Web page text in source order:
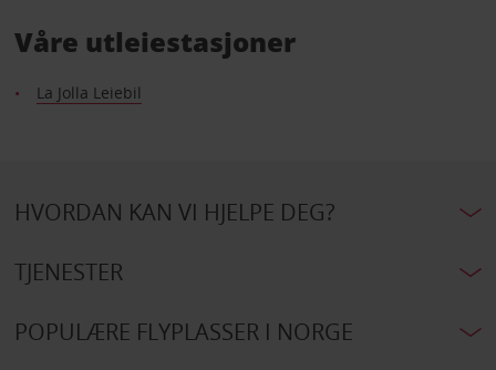
Våre utleiestasjoner
La Jolla Leiebil
HVORDAN KAN VI HJELPE DEG?
TJENESTER
POPULÆRE FLYPLASSER I NORGE